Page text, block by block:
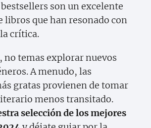
son un excelente
libros que han resonado con
crítica.
no temas explorar nuevos
A menudo, las
gratas provienen de tomar
menos transitado.
selección de los mejores